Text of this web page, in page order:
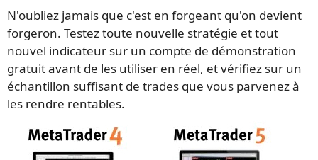
N'oubliez jamais que c'est en forgeant qu'on devient
forgeron. Testez toute nouvelle stratégie et tout
nouvel indicateur sur un compte de démonstration
gratuit avant de les utiliser en réel, et vérifiez sur un
échantillon suffisant de trades que vous parvenez à
les rendre rentables.